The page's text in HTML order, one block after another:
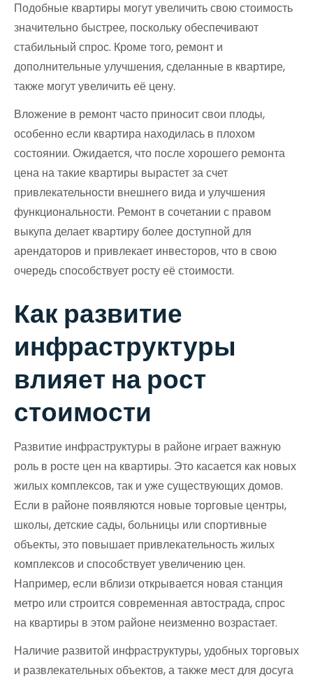
Подобные квартиры могут увеличить свою стоимость
значительно быстрее, поскольку обеспечивают
стабильный спрос. Кроме того, ремонт и
дополнительные улучшения, сделанные в квартире,
также могут увеличить её цену.
Вложение в ремонт часто приносит свои плоды,
особенно если квартира находилась в плохом
состоянии. Ожидается, что после хорошего ремонта
цена на такие квартиры вырастет за счет
привлекательности внешнего вида и улучшения
функциональности. Ремонт в сочетании с правом
выкупа делает квартиру более доступной для
арендаторов и привлекает инвесторов, что в свою
очередь способствует росту её стоимости.
Как развитие
инфраструктуры
влияет на рост
стоимости
Развитие инфраструктуры в районе играет важную
роль в росте цен на квартиры. Это касается как новых
жилых комплексов, так и уже существующих домов.
Если в районе появляются новые торговые центры,
школы, детские сады, больницы или спортивные
объекты, это повышает привлекательность жилых
комплексов и способствует увеличению цен.
Например, если вблизи открывается новая станция
метро или строится современная автострада, спрос
на квартиры в этом районе неизменно возрастает.
Наличие развитой инфраструктуры, удобных торговых
и развлекательных объектов, а также мест для досуга